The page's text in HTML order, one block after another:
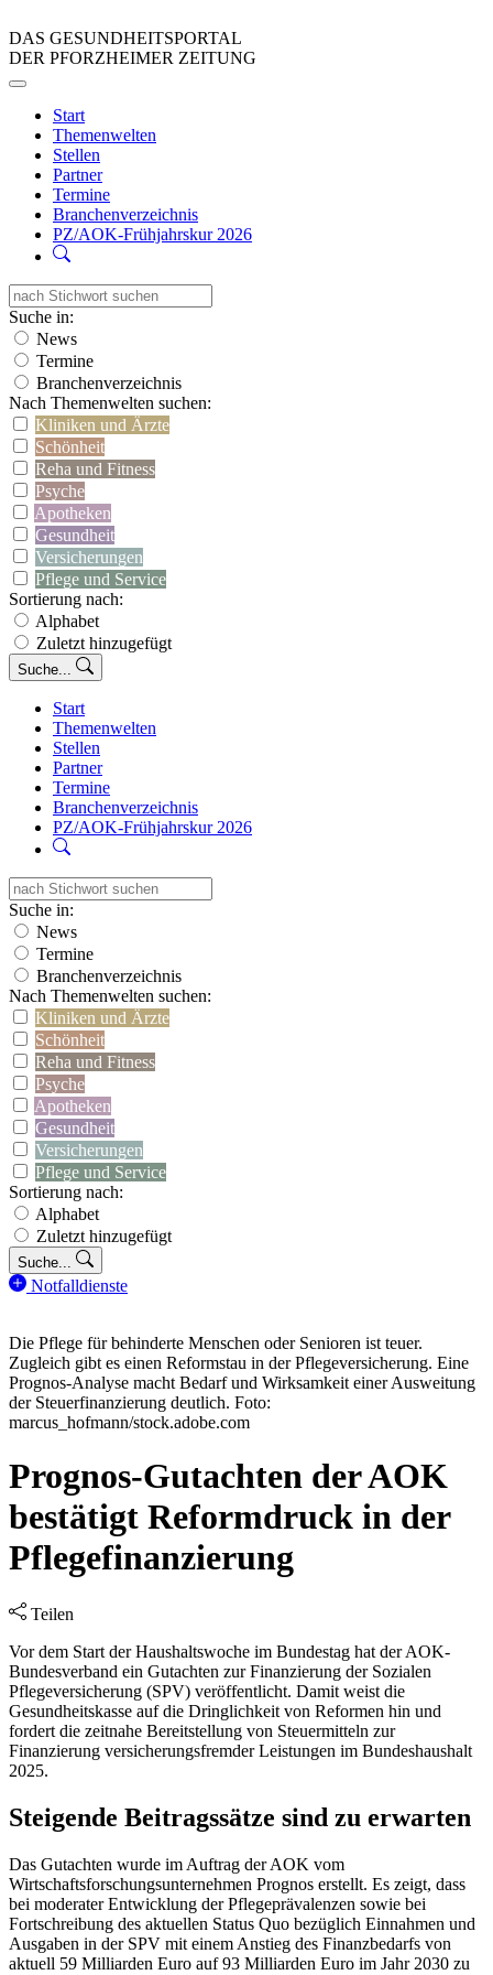
DAS GESUNDHEITSPORTAL
DER PFORZHEIMER ZEITUNG
Start
Themenwelten
Stellen
Partner
Termine
Branchenverzeichnis
PZ/AOK-Frühjahrskur 2026
Suche in:
News
Termine
Branchenverzeichnis
Nach Themenwelten suchen:
Kliniken und Ärzte
Schönheit
Reha und Fitness
Psyche
Apotheken
Gesundheit
Versicherungen
Pflege und Service
Sortierung nach:
Alphabet
Zuletzt hinzugefügt
Suche...
Start
Themenwelten
Stellen
Partner
Termine
Branchenverzeichnis
PZ/AOK-Frühjahrskur 2026
Suche in:
News
Termine
Branchenverzeichnis
Nach Themenwelten suchen:
Kliniken und Ärzte
Schönheit
Reha und Fitness
Psyche
Apotheken
Gesundheit
Versicherungen
Pflege und Service
Sortierung nach:
Alphabet
Zuletzt hinzugefügt
Suche...
Notfalldienste
Die Pflege für behinderte Menschen oder Senioren ist teuer.
Zugleich gibt es einen Reformstau in der Pflegeversicherung. Eine
Prognos-Analyse macht Bedarf und Wirksamkeit einer Ausweitung
der Steuerfinanzierung deutlich. Foto:
marcus_hofmann/stock.adobe.com
Prognos-Gutachten der AOK
bestätigt Reformdruck in der
Pflegefinanzierung
Teilen
Vor dem Start der Haushaltswoche im Bundestag hat der AOK-
Bundesverband ein Gutachten zur Finanzierung der Sozialen
Pflegeversicherung (SPV) veröffentlicht. Damit weist die
Gesundheitskasse auf die Dringlichkeit von Reformen hin und
fordert die zeitnahe Bereitstellung von Steuermitteln zur
Finanzierung versicherungsfremder Leistungen im Bundeshaushalt
2025.
Steigende Beitragssätze sind zu erwarten
Das Gutachten wurde im Auftrag der AOK vom
Wirtschaftsforschungsunternehmen Prognos erstellt. Es zeigt, dass
bei moderater Entwicklung der Pflegeprävalenzen sowie bei
Fortschreibung des aktuellen Status Quo bezüglich Einnahmen und
Ausgaben in der SPV mit einem Anstieg des Finanzbedarfs von
aktuell 59 Milliarden Euro auf 93 Milliarden Euro im Jahr 2030 zu